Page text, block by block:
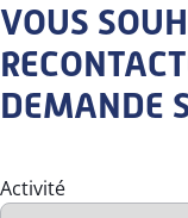
VOUS
DEMANDE
Activité